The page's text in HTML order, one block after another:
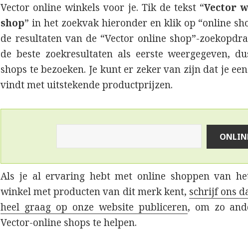
Vector online winkels voor je. Tik de tekst “Vector
shop” in het zoekvak hieronder en klik op “online
de resultaten van de “Vector online shop”-
de beste zoekresultaten als eerste weergegeven,
shops te bezoeken. Je kunt er zeker van zijn dat je
vindt met uitstekende productprijzen.
Als je al ervaring hebt met online shoppen van
winkel met producten van dit merk kent, schrijf ons
heel graag op onze website publiceren, om zo
Vector-online shops te helpen.